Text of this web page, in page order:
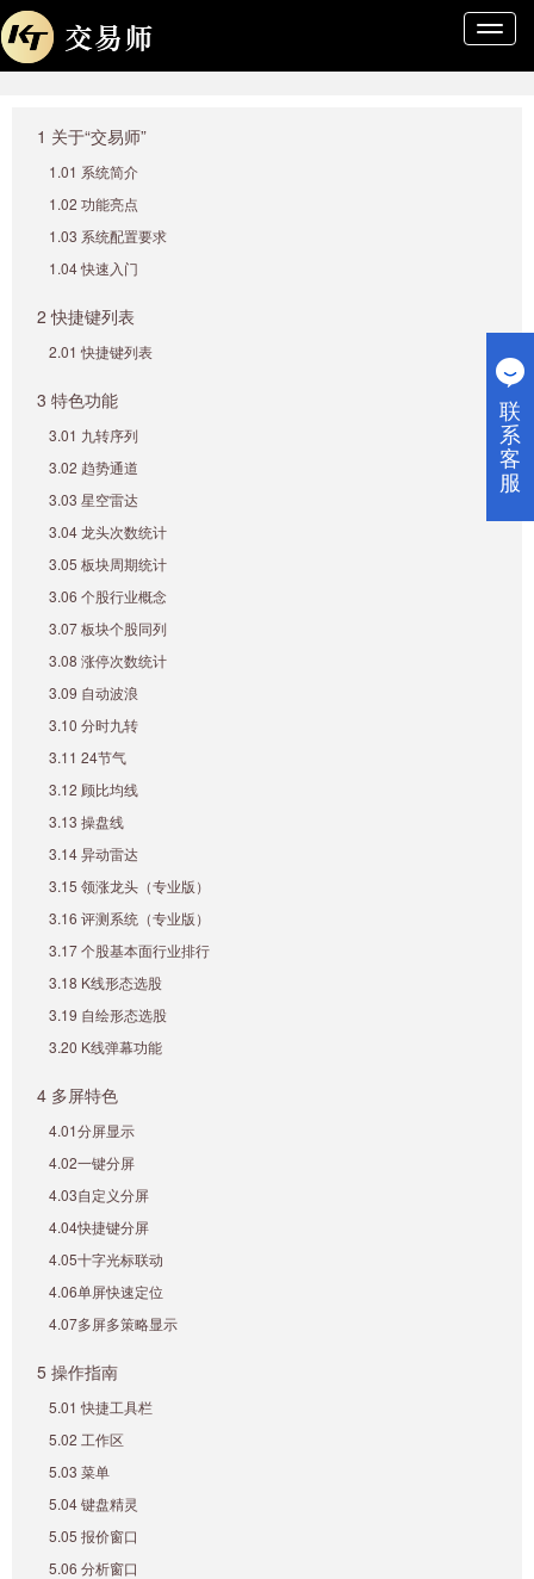
导
1 关于“交易师”
1.01 系统简介
1.02 功能亮点
1.03 系统配置要求
1.04 快速入门
2 快捷键列表
2.01 快捷键列表
3 特色功能
3.01 九转序列
3.02 趋势通道
3.03 星空雷达
3.04 龙头次数统计
3.05 板块周期统计
3.06 个股行业概念
3.07 板块个股同列
3.08 涨停次数统计
3.09 自动波浪
3.10 分时九转
3.11 24节气
3.12 顾比均线
3.13 操盘线
3.14 异动雷达
3.15 领涨龙头（专业版）
3.16 评测系统（专业版）
3.17 个股基本面行业排行
3.18 K线形态选股
3.19 自绘形态选股
3.20 K线弹幕功能
4 多屏特色
4.01分屏显示
4.02一键分屏
4.03自定义分屏
4.04快捷键分屏
4.05十字光标联动
4.06单屏快速定位
4.07多屏多策略显示
5 操作指南
5.01 快捷工具栏
5.02 工作区
5.03 菜单
5.04 键盘精灵
5.05 报价窗口
5.06 分析窗口
联
系
客
服